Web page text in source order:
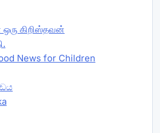
கிறிஸ்தவன்
News for Children